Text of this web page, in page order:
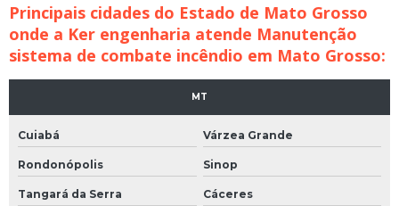
Principais cidades do Estado de Mato Grosso
onde a Ker engenharia atende Manutenção
sistema de combate incêndio em Mato Grosso:
MT
Cuiabá Várzea Grande
Rondonópolis Sinop
Tangará da Serra Cáceres